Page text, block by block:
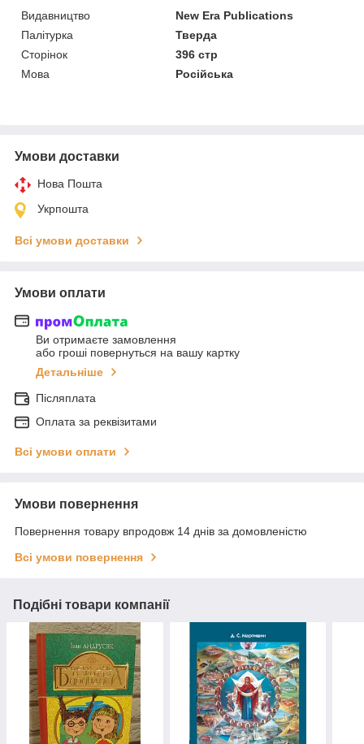
Видавництво
New Era Publications
Палітурка
Тверда
Сторінок
396 стр
Мова
Російська
Умови доставки
Нова Пошта
Укрпошта
Всі умови доставки
Умови оплати
Ви отримаєте замовлення
або гроші повернуться на вашу картку
Детальніше
Післяплата
Оплата за реквізитами
Всі умови оплати
Умови повернення
Повернення товару впродовж 14 днів за домовленістю
Всі умови повернення
Подібні товари компанії